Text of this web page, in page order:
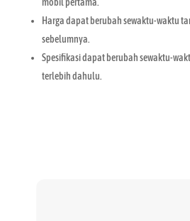
Harga dapat berubah sewaktu-waktu
sebelumnya.
Spesifikasi dapat berubah sewaktu-
terlebih dahulu.